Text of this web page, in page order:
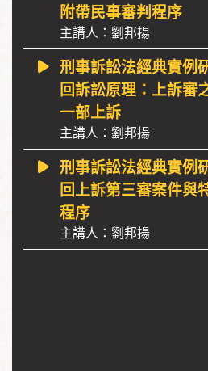
附帶民事審判程序
主講人：劉邦揚
刑事訴訟法經典實例
回訴訟原理：上訴審
一部上訴
主講人：劉邦揚
刑事訴訟法經典實例
回上訴第三審案件與
程序
主講人：劉邦揚